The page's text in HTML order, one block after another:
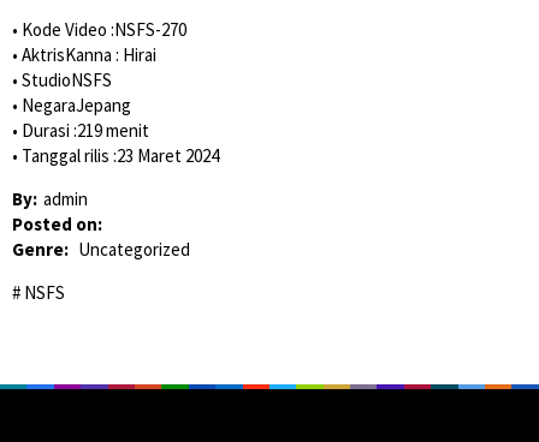
• Kode Video :NSFS-270
• AktrisKanna : Hirai
• StudioNSFS
• NegaraJepang
• Durasi :219 menit
• Tanggal rilis :23 Maret 2024
By: admin
Posted on:
Genre: Uncategorized
NSFS